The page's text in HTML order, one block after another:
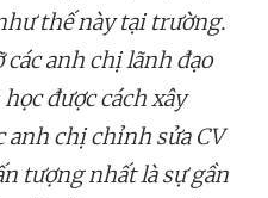
thế này tại trường.
anh chị lãnh đạo
được cách xây
chị chỉnh sửa CV
tượng nhất là sự gần